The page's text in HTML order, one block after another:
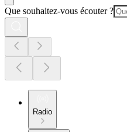
Que souhaitez-vous écouter ?
Radio